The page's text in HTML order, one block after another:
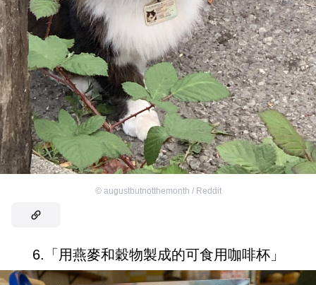
© augustbutnotthemonth / Reddit
6.「用燕麥和穀物製成的可食用咖啡杯」